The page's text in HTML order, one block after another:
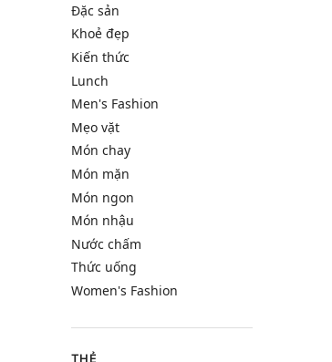
Đặc sản
Khoẻ đẹp
Kiến thức
Lunch
Men's Fashion
Mẹo vặt
Món chay
Món mặn
Món ngon
Món nhậu
Nước chấm
Thức uống
Women's Fashion
THẺ